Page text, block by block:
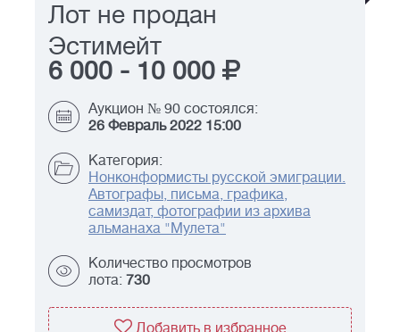
Лот не продан
Эстимейт
6 000 - 10 000
Аукцион № 90 состоялся:
26 Февраль 2022 15:00
Категория:
Нонконформисты русской эмиграции.
Автографы, письма, графика,
самиздат, фотографии из архива
альманаха "Мулета"
Количество просмотров
лота: 730
Добавить в избранное